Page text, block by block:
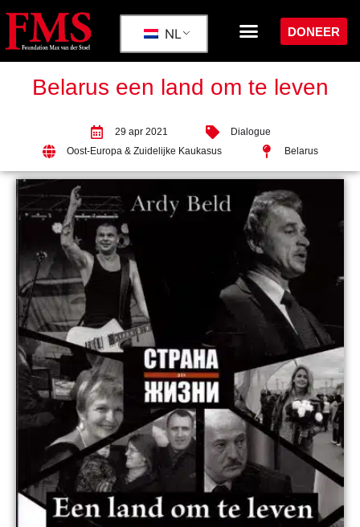
NL DONEER
Belarus een land om te leven
29 apr 2021
Dialogue
Oost-Europa & Zuidelijke Kaukasus
Belarus